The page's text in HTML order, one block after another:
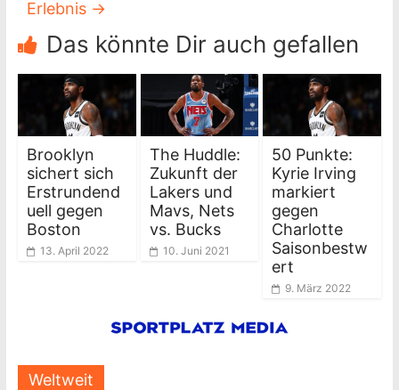
Erlebnis →
Das könnte Dir auch gefallen
Brooklyn
sichert sich
Erstrundend
uell gegen
Boston
13. April 2022
The Huddle:
Zukunft der
Lakers und
Mavs, Nets
vs. Bucks
10. Juni 2021
50 Punkte:
Kyrie Irving
markiert
gegen
Charlotte
Saisonbestw
ert
9. März 2022
Weltweit